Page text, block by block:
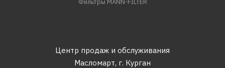
Фильтры MANN-FILTER
Центр продаж и обслуживания
Масломарт, г. Курган